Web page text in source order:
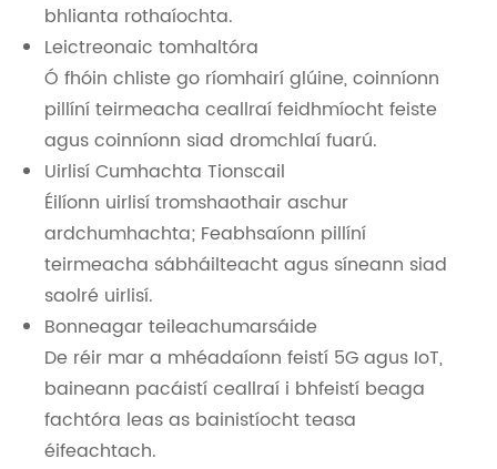
bhlianta rothaíochta.
Leictreonaic tomhaltóra
Ó fhóin chliste go ríomhairí glúine, coinníonn
pillíní teirmeacha ceallraí feidhmíocht feiste
agus coinníonn siad dromchlaí fuarú.
Uirlisí Cumhachta Tionscail
Éilíonn uirlisí tromshaothair aschur
ardchumhachta; Feabhsaíonn pillíní
teirmeacha sábháilteacht agus síneann siad
saolré uirlisí.
Bonneagar teileachumarsáide
De réir mar a mhéadaíonn feistí 5G agus IoT,
baineann pacáistí ceallraí i bhfeistí beaga
fachtóra leas as bainistíocht teasa
éifeachtach.